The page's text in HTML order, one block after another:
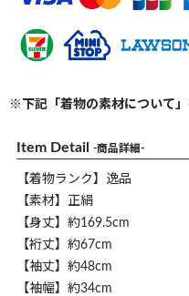
※下記「着物の素材について
Item Detail -商品詳細-
【着物ランク】逸品
【素材】正絹
【身丈】約169.5cm
【裄丈】約67cm
【袖丈】約48cm
【袖幅】約34cm